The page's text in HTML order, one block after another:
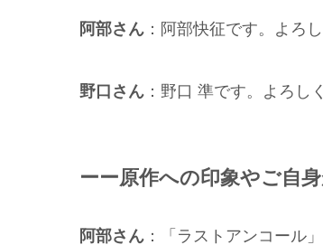
阿部さん ：阿部快征です。よろ
野口さん ：野口 準です。よろし
ーー原作への印象やご自
阿部さん ：「ラストアンコール